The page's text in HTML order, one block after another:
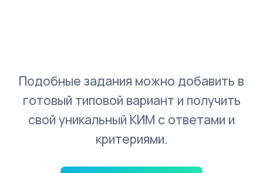
Подобные задания можно добавить в
готовый типовой вариант и получить
свой уникальный КИМ с ответами и
критериями.